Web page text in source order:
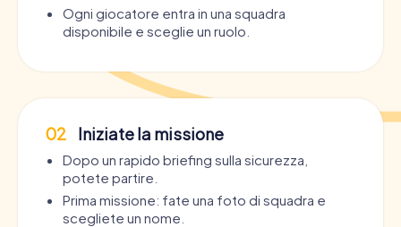
Ogni giocatore entra in una squadra
disponibile e sceglie un ruolo.
02 Iniziate la missione
Dopo un rapido briefing sulla sicurezza,
potete partire.
Prima missione: fate una foto di squadra e
scegliete un nome.